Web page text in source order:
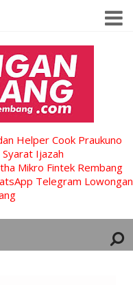
Helper Cook Praukuno
Ijazah
Mikro Fintek Rembang
Telegram Lowongan